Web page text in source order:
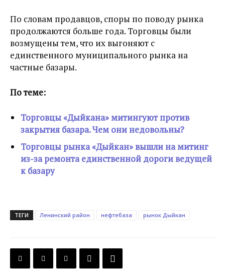
По словам продавцов, споры по поводу рынка
продолжаются больше года. Торговцы были
возмущены тем, что их выгоняют с
единственного муниципального рынка на
частные базары.
По теме:
Торговцы «Дыйкана» митингуют против
закрытия базара. Чем они недовольны?
Торговцы рынка «Дыйкан» вышли на митинг
из-за ремонта единственной дороги ведущей
к базару
ТЕГИ Ленинский район нефтебаза рынок Дыйкан